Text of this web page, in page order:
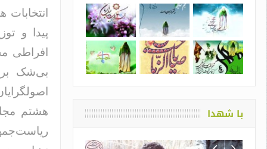
پیدا و
افراطی
بی‌شک
هشتم
با شهدا